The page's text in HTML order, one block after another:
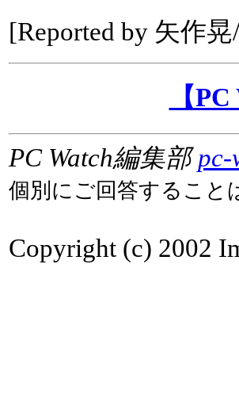
[Reported by 矢作
【
PC Watch編集部pc-
個別にご回答すること
Copyright (c) 2002